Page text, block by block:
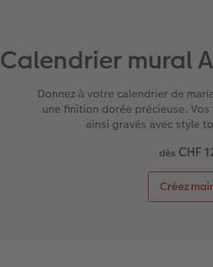
Calendrier mural
Donnez à votre calendrier de
une finition dorée précieuse.
ainsi gravés avec style
dès CHF
Créez